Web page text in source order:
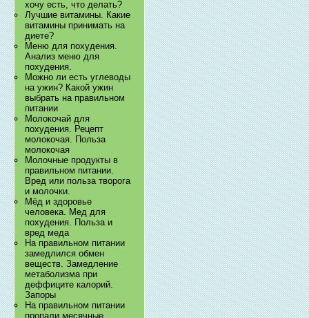
хочу есть, что делать?
Лучшие витамины. Какие
витамины принимать на
диете?
Меню для похудения.
Анализ меню для
похудения.
Можно ли есть углеводы
на ужин? Какой ужин
выбрать на правильном
питании
Молокочай для
похудения. Рецепт
молокочая. Польза
молокочая
Молочные продукты в
правильном питании.
Вред или польза творога
и молочки.
Мёд и здоровье
человека. Мед для
похудения. Польза и
вред меда
На правильном питании
замедлился обмен
веществ. Замедление
метаболизма при
деффиците калорий.
Запоры
На правильном питании
пропали месячные.